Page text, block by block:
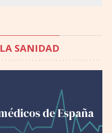
SANIDAD
de España